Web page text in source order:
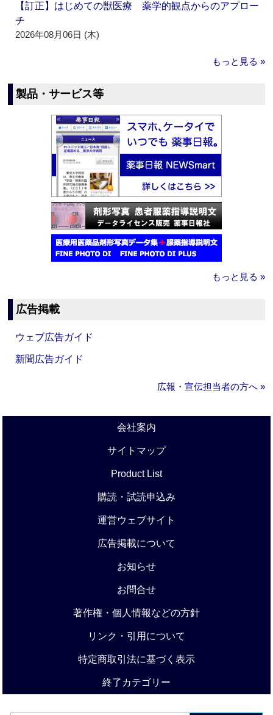
【訂正】はじめての獣医療 薬学的観点からのアプロー
チ
2026年08月06日 (木)
もっと見る »
製品・サービス等
もっと見る »
広告掲載
ウェブ広告ガイド
新聞広告ガイド
広報・宣伝担当者の方へ »
会社案内
サイトマップ
Product List
購読・試読申込み
運営ウェブサイト
広告掲載について
お知らせ
お問合せ
著作権・個人情報などの方針
リンク・引用について
特定商取引法に基づく表示
終了カテゴリー